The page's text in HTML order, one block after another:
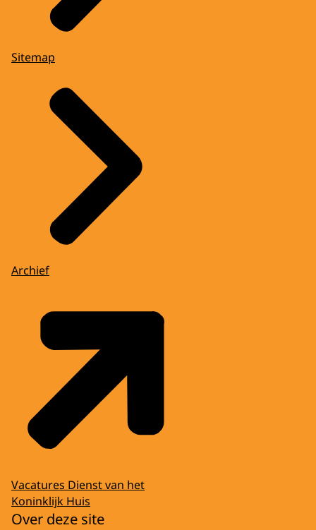
Sitemap
Archief
Vacatures Dienst van het
Koninklijk Huis
Over deze site